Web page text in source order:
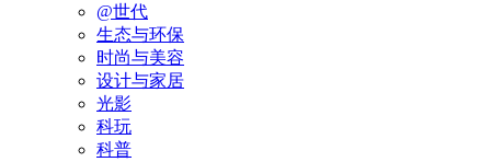
@世代
生态与环保
时尚与美容
设计与家居
光影
科玩
科普